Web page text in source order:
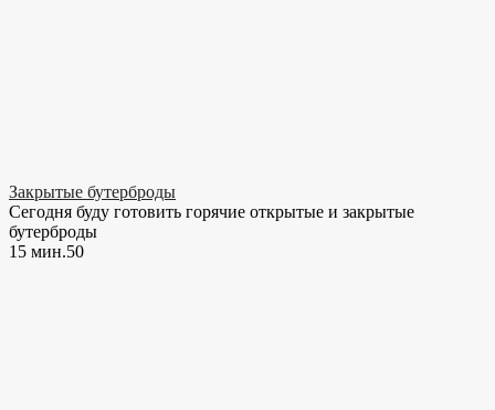
Закрытые бутерброды
Сегодня буду готовить горячие открытые и закрытые
бутерброды
15 мин.50